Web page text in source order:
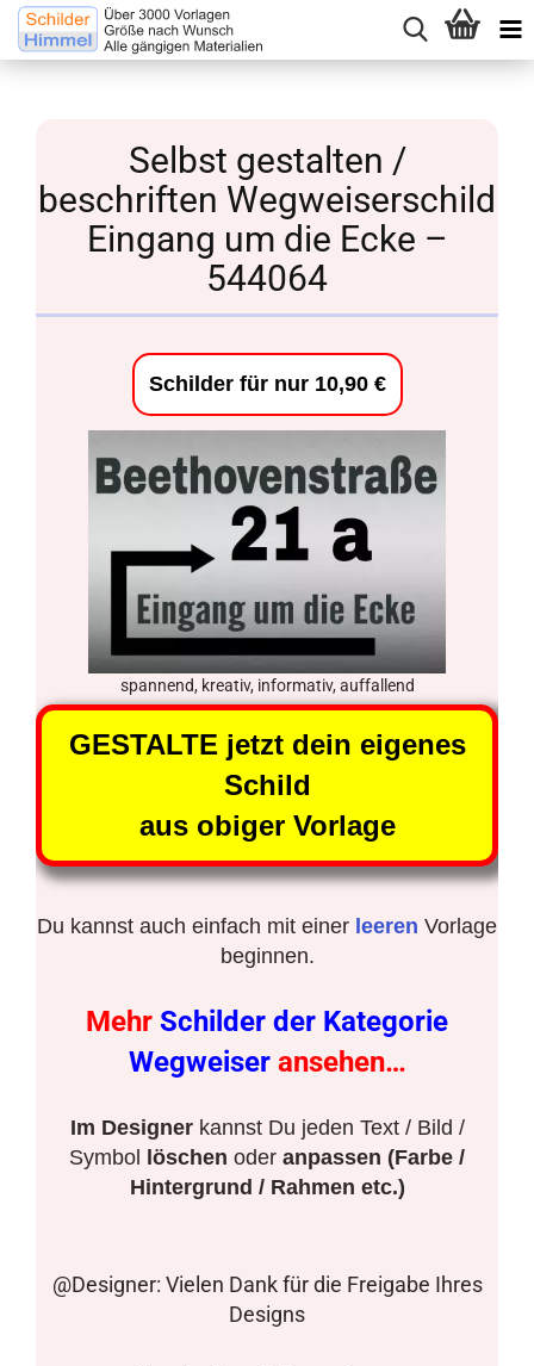
Selbst gestalten /
beschriften Wegweiserschild
Eingang um die Ecke –
544064
Schilder für nur 10,90 €
spannend, kreativ, informativ, auffallend
GESTALTE jetzt dein eigenes
Schild
aus obiger Vorlage
Du kannst auch einfach mit einer leeren Vorlage
beginnen.
Mehr Schilder der Kategorie
Wegweiser ansehen…
Im Designerkannst Du jeden Text / Bild /
Symbol
löschen oder anpassen (Farbe /
Hintergrund / Rahmen etc.)
@Designer: Vielen Dank für die Freigabe Ihres
Designs